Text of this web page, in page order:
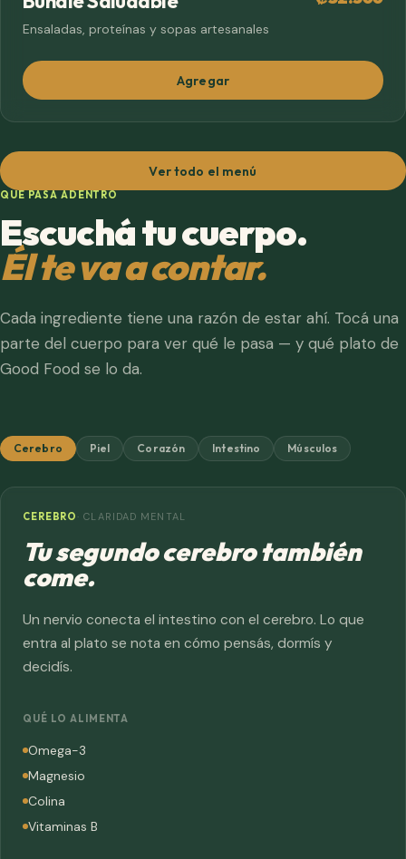
Ensaladas, proteínas y sopas artesanales
Agregar
Ver todo el menú
QUÉ PASA ADENTRO
Escuchá tu cuerpo.
Él te va a contar.
Cada ingrediente tiene una razón de estar ahí. Tocá una
parte del cuerpo para ver qué le pasa — y qué plato de
Good Food se lo da.
Cerebro Piel Corazón Intestino Músculos
CEREBRO · CLARIDAD MENTAL
Tu segundo cerebro también
come.
Un nervio conecta el intestino con el cerebro. Lo que
entra al plato se nota en cómo pensás, dormís y
decidís.
QUÉ LO ALIMENTA
Omega-3
Magnesio
Colina
Vitaminas B